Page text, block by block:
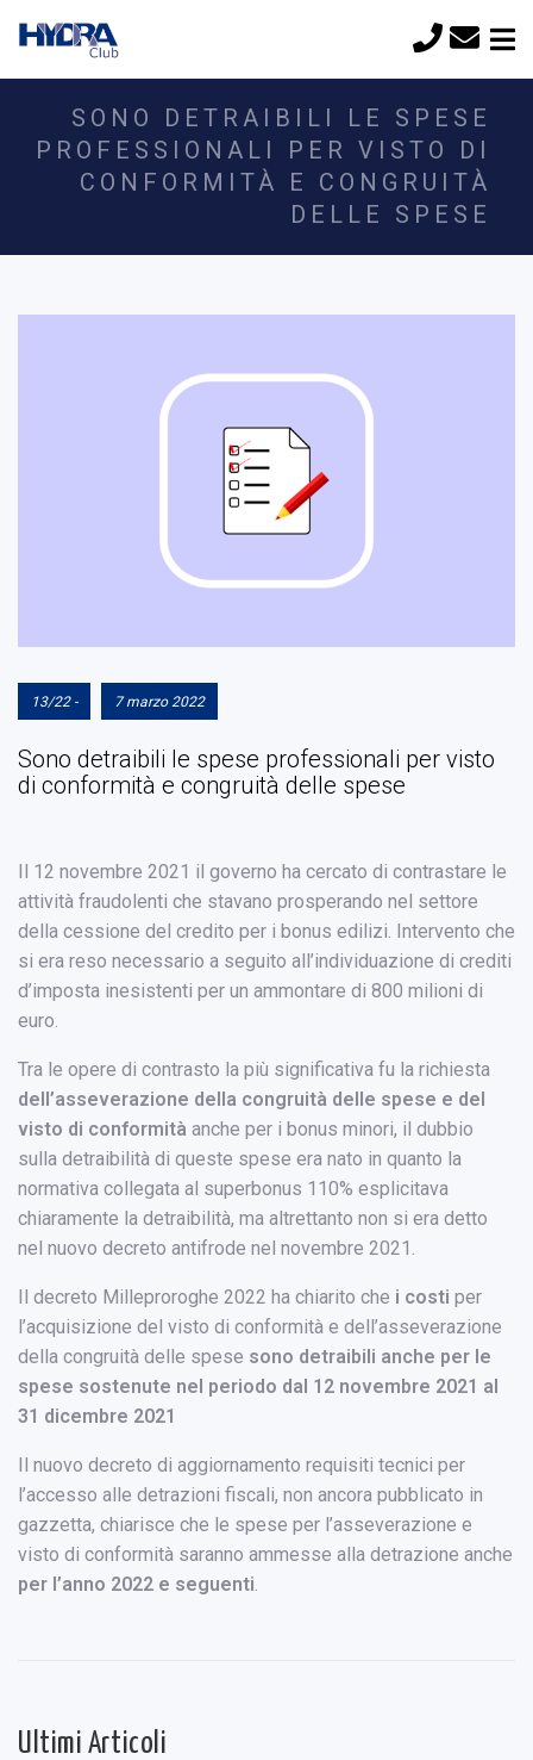
SONO DETRAIBILI LE SPESE
PROFESSIONALI PER VISTO DI
CONFORMITÀ E CONGRUITÀ
DELLE SPESE
13/22 - 7 marzo 2022
Sono detraibili le spese professionali per visto
di conformità e congruità delle spese
Il 12 novembre 2021 il governo ha cercato di contrastare le
attività fraudolenti che stavano prosperando nel settore
della cessione del credito per i bonus edilizi. Intervento che
si era reso necessario a seguito all’individuazione di crediti
d’imposta inesistenti per un ammontare di 800 milioni di
euro.
Tra le opere di contrasto la più significativa fu la richiesta
dell’asseverazione della congruità delle spese e del
visto di conformità anche per i bonus minori, il dubbio
sulla detraibilità di queste spese era nato in quanto la
normativa collegata al superbonus 110% esplicitava
chiaramente la detraibilità, ma altrettanto non si era detto
nel nuovo decreto antifrode nel novembre 2021.
Il decreto Milleproroghe 2022 ha chiarito che i costi per
l’acquisizione del visto di conformità e dell’asseverazione
della congruità delle spese sono detraibili anche per le
spese sostenute nel periodo dal 12 novembre 2021 al
31 dicembre 2021
Il nuovo decreto di aggiornamento requisiti tecnici per
l’accesso alle detrazioni fiscali, non ancora pubblicato in
gazzetta, chiarisce che le spese per l’asseverazione e
visto di conformità saranno ammesse alla detrazione anche
per l’anno 2022 e seguenti.
Ultimi Articoli